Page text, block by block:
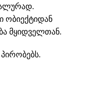
ობიექტიდან
მყიდველთან.